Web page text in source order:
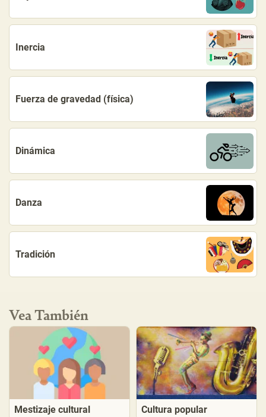
Inercia
Fuerza de gravedad (física)
Dinámica
Danza
Tradición
Vea También
Mestizaje cultural Cultura popular